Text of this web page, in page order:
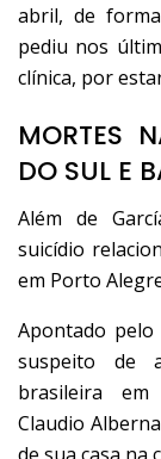
abril, de
pediu nos
clínica, por
MORTES
DO SUL E
Além de
suicídio
em Porto
Apontado pelo
suspeito de
brasileira
Claudio